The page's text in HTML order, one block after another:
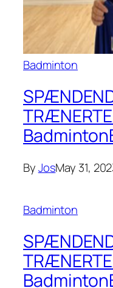
Badminton
ByJosMay 31,
Badminton